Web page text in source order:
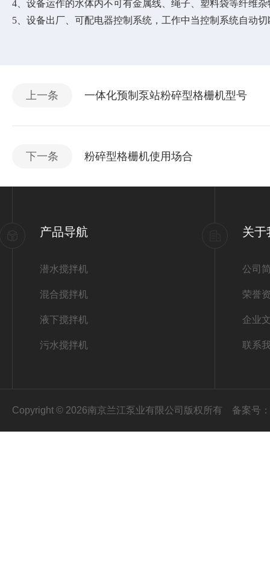
4、设备运作的水体内不可有金属线、绳子、塑料袋等纤维
5、设备出厂、可配电器控制系统，工作中当控制系统自动
上一条 一体化预制泵站粉碎型格栅机型号
下一条 粉碎型格栅机使用场合
产品导航
潜水搅拌机
混合搅拌机
液下搅拌机
污水搅拌机
关于
公司
荣誉
企业
联系
Copyright © 2026南京兰江泵业有限公司版权所有 备案号